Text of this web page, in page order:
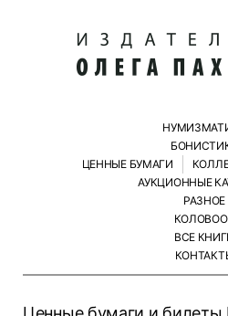
ЦЕННЫЕ БУМАГИ
АУКЦИОННЫЕ
РАЗНОЕ
ВСЕ